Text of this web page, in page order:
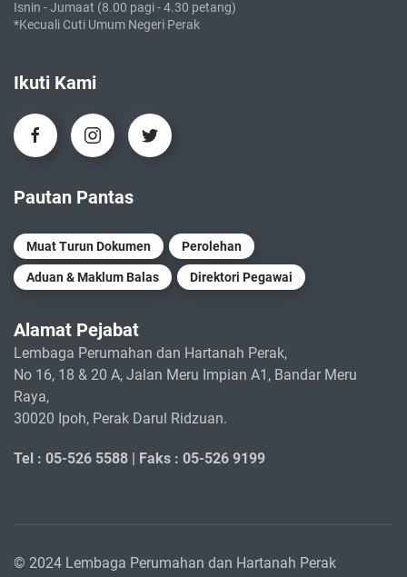
Isnin - Jumaat (8.00 pagi - 4.30 petang)
*Kecuali Cuti Umum Negeri Perak
Ikuti Kami
Pautan Pantas
Muat Turun Dokumen Perolehan
Aduan & Maklum Balas Direktori Pegawai
Alamat Pejabat
Lembaga Perumahan dan Hartanah Perak,
No 16, 18 & 20 A, Jalan Meru Impian A1, Bandar Meru
Raya,
30020 Ipoh, Perak Darul Ridzuan.
Tel : 05-526 5588 | Faks : 05-526 9199
© 2024 Lembaga Perumahan dan Hartanah Perak